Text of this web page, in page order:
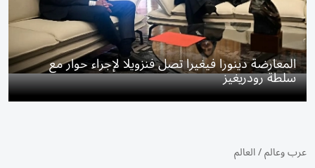
المعارضة دينورا فيغيرا تصل فنزويلا لإجراء حوار مع
سلطة رودريغيز
عرب وعالم/العالم